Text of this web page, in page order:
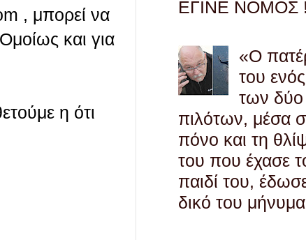
, μπορεί να
και για
η ότι
ΕΓΙΝΕ ΝΟΜΟΣ
«Ο
του
των δύο
πιλότων, μέσα
πόνο και τη
του που έχασε
παιδί του,
δικό του μήνυμα